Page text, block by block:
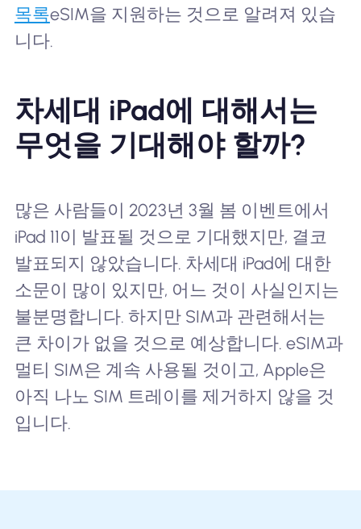
목록eSIM을 지원하는 것으로 알려져 있습
니다.
차세대 iPad에 대해서는
무엇을 기대해야 할까?
많은 사람들이 2023년 3월 봄 이벤트에서
iPad 11이 발표될 것으로 기대했지만, 결코
발표되지 않았습니다. 차세대 iPad에 대한
소문이 많이 있지만, 어느 것이 사실인지는
불분명합니다. 하지만 SIM과 관련해서는
큰 차이가 없을 것으로 예상합니다. eSIM과
멀티 SIM은 계속 사용될 것이고, Apple은
아직 나노 SIM 트레이를 제거하지 않을 것
입니다.